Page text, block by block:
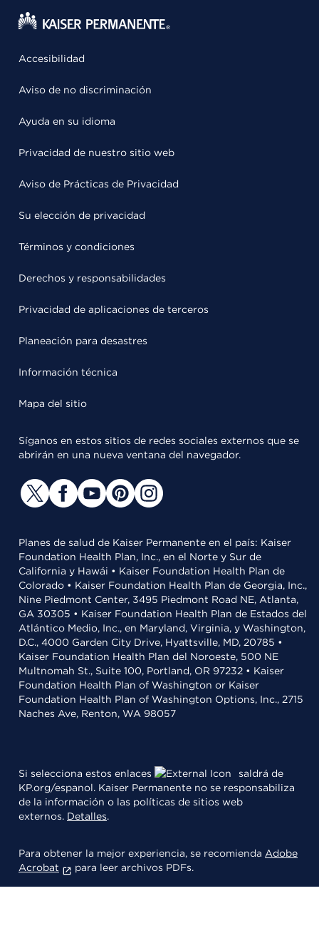
Accesibilidad
Aviso de no discriminación
Ayuda en su idioma
Privacidad de nuestro sitio web
Aviso de Prácticas de Privacidad
Su elección de privacidad
Términos y condiciones
Derechos y responsabilidades
Privacidad de aplicaciones de terceros
Planeación para desastres
Información técnica
Mapa del sitio
Síganos en estos sitios de redes sociales externos que se
abrirán en una nueva ventana del navegador.
Planes de salud de Kaiser Permanente en el país: Kaiser
Foundation Health Plan, Inc., en el Norte y Sur de
California y Hawái • Kaiser Foundation Health Plan de
Colorado • Kaiser Foundation Health Plan de Georgia, Inc.,
Nine Piedmont Center, 3495 Piedmont Road NE, Atlanta,
GA 30305 • Kaiser Foundation Health Plan de Estados del
Atlántico Medio, Inc., en Maryland, Virginia, y Washington,
D.C., 4000 Garden City Drive, Hyattsville, MD, 20785 •
Kaiser Foundation Health Plan del Noroeste, 500 NE
Multnomah St., Suite 100, Portland, OR 97232 • Kaiser
Foundation Health Plan of Washington or Kaiser
Foundation Health Plan of Washington Options, Inc., 2715
Naches Ave, Renton, WA 98057
Si selecciona estos enlaces
saldrá de
KP.org/espanol. Kaiser Permanente no se responsabiliza
de la información o las políticas de sitios web
externos. Detalles.
Para obtener la mejor experiencia, se recomienda Adobe
Acrobat
para leer archivos PDFs.